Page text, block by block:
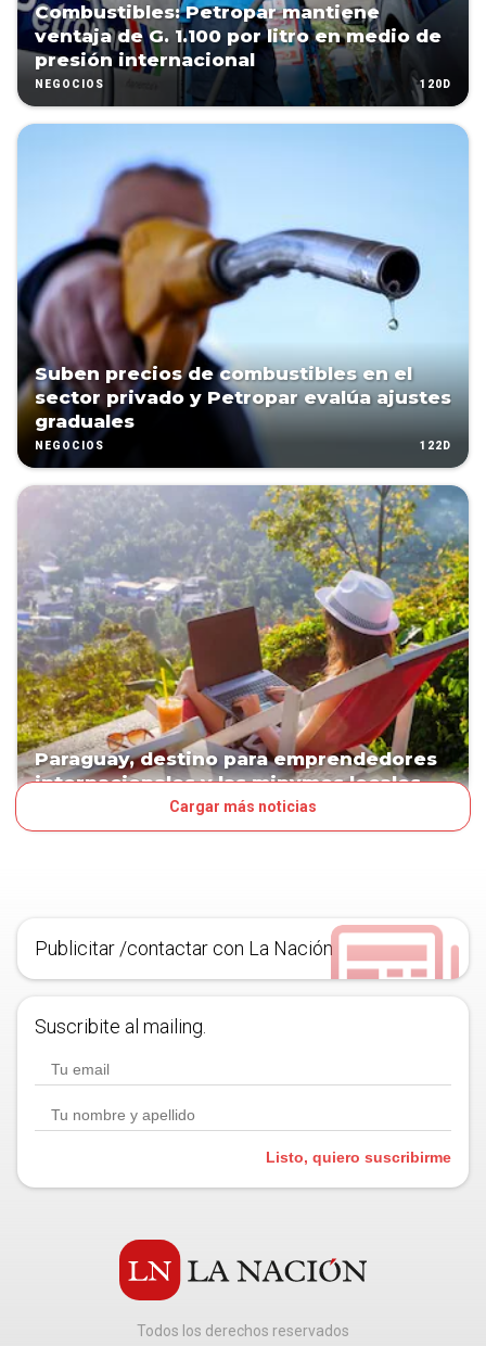
Combustibles: Petropar mantiene
ventaja de G. 1.100 por litro en medio de
presión internacional
NEGOCIOS 120D
Suben precios de combustibles en el
sector privado y Petropar evalúa ajustes
graduales
NEGOCIOS 122D
Paraguay, destino para emprendedores
internacionales y las mipymes locales
Cargar más noticias
Publicitar /contactar con La Nación
Suscribite al mailing.
Listo, quiero suscribirme
Todos los derechos reservados